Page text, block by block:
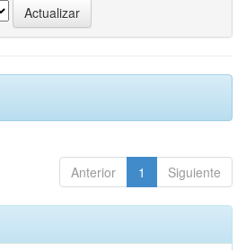
Anterior 1 Siguiente